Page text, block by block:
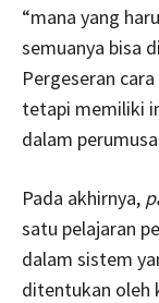
“mana yang
semuanya bisa
Pergeseran
tetapi memiliki
dalam
Pada akhirnya,
satu pelajaran
dalam sistem
ditentukan oleh